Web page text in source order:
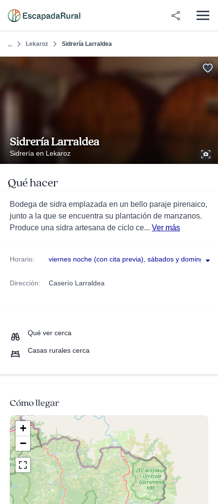
... Lekaroz Sidrería Larraldea
Sidrería Larraldea
Sidrería en Lekaroz
Qué hacer
Bodega de sidra emplazada en un bello paraje pirenaico,
junto a la que se encuentra su plantación de manzanos.
Produce una sidra artesana de ciclo ce... Ver más
Horario: viernes noche (con cita previa), sábados y domingos
Dirección: Caserío Larraldea
Qué ver cerca
Casas rurales cerca
Cómo llegar
+
−